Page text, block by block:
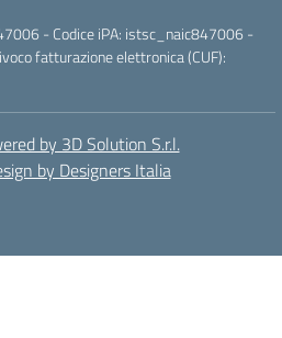
- Codice iPA: istsc_naic847006 -
fatturazione elettronica (CUF):
by 3D Solution S.r.l.
by Designers Italia